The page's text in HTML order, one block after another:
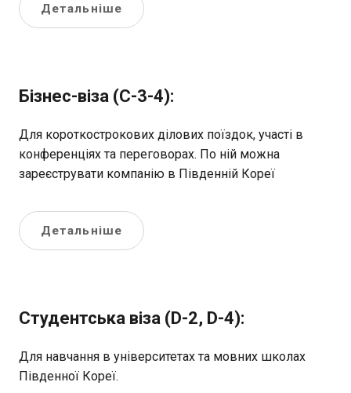
Детальніше
Бізнес-віза (C-3-4):
Для короткострокових ділових поїздок, участі в
конференціях та переговорах. По ній можна
зареєструвати компанію в Південній Кореї
Детальніше
Студентська віза (D-2, D-4):
Для навчання в університетах та мовних школах
Південної Кореї.